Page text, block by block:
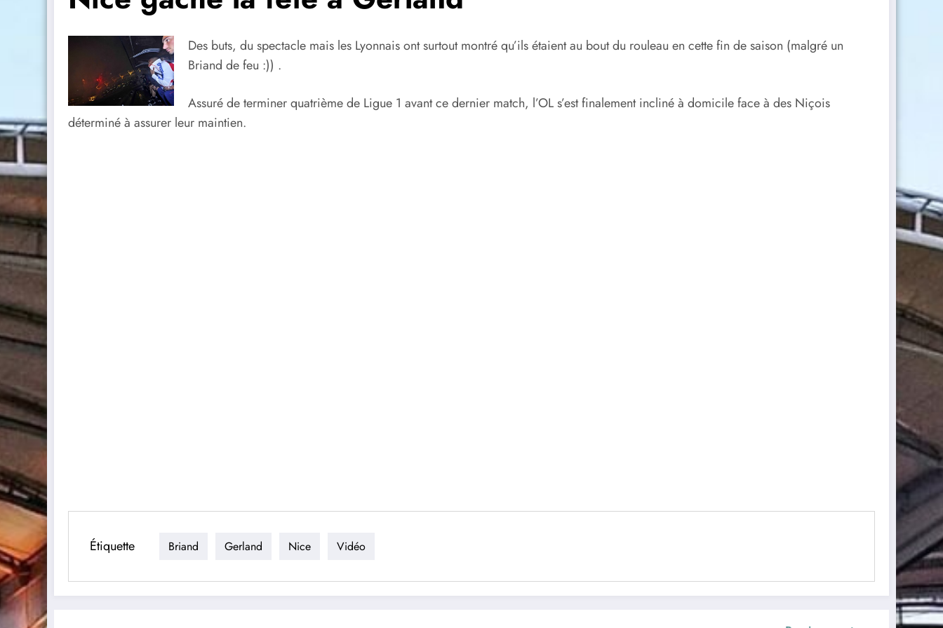
Des buts, du spectacle mais les Lyonnais ont surtout montré qu’ils étaient au bout du rouleau en cette fin de saison (malgré un
Briand de feu :)) .
Assuré de terminer quatrième de Ligue 1 avant ce dernier match, l’OL s’est finalement incliné à domicile face à des Niçois
déterminé à assurer leur maintien.
Étiquette Briand Gerland Nice Vidéo